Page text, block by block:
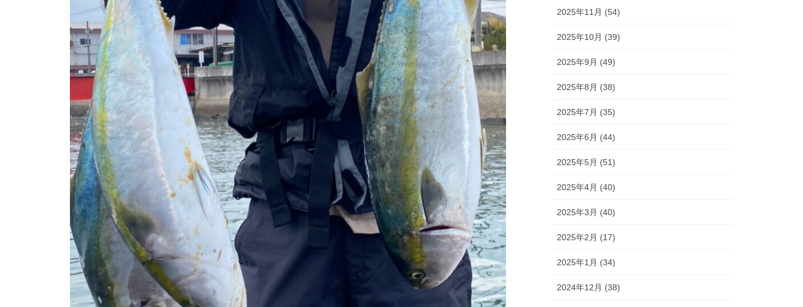
2025年11月 (54)
2025年10月 (39)
2025年9月 (49)
2025年8月 (38)
2025年7月 (35)
2025年6月 (44)
2025年5月 (51)
2025年4月 (40)
2025年3月 (40)
2025年2月 (17)
2025年1月 (34)
2024年12月 (38)